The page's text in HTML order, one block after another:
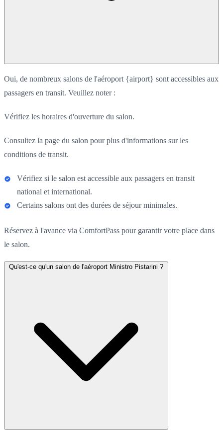
Oui, de nombreux salons de l'aéroport {airport} sont accessibles aux
passagers en transit. Veuillez noter :
Vérifiez les horaires d'ouverture du salon.
Consultez la page du salon pour plus d'informations sur les
conditions de transit.
Vérifiez si le salon est accessible aux passagers en transit
national et international.
Certains salons ont des durées de séjour minimales.
Réservez à l'avance via ComfortPass pour garantir votre place dans
le salon.
Qu'est-ce qu'un salon de l'aéroport Ministro Pistarini ?